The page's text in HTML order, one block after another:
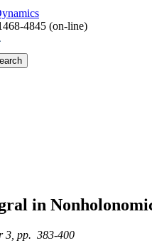
4845 (on-line)
in
3, pp. 383-400